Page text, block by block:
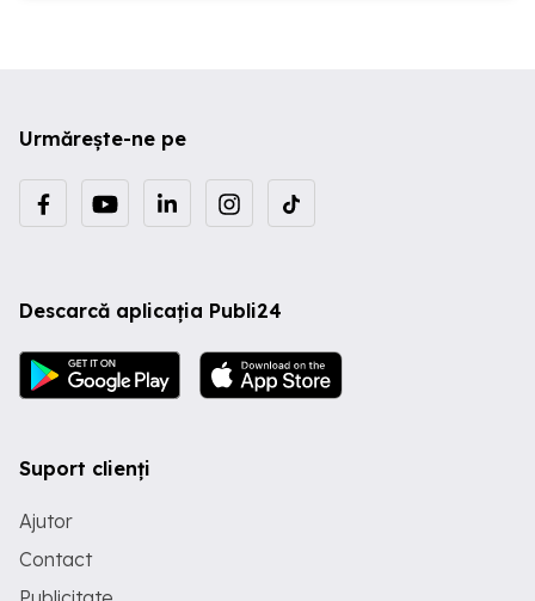
Urmărește-ne pe
Descarcă aplicația Publi24
Suport clienți
Ajutor
Contact